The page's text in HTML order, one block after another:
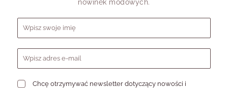
nowinek modowych.
Formularz zapisu do newslettera
Chcę otrzymywać newsletter dotyczący nowości i